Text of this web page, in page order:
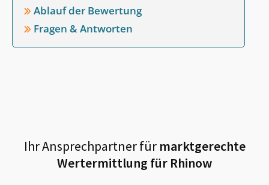
Ablauf der Bewertung
Fragen & Antworten
Ihr Ansprechpartner fürmarktgerechte
Wertermittlung für Rhinow